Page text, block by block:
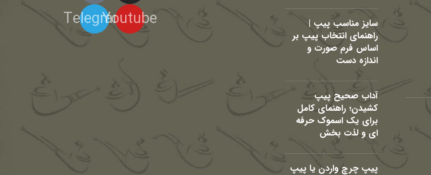
سایز مناسب پیپ |
راهنمای انتخاب پیپ بر
اساس فرم صورت و
اندازه دست
آداب صحیح پیپ
کشیدن؛ راهنمای کامل
برای یک اسموک حرفه
ای و لذت بخش
پیپ چرچ واردن یا پیپ
Youtube
Telegram